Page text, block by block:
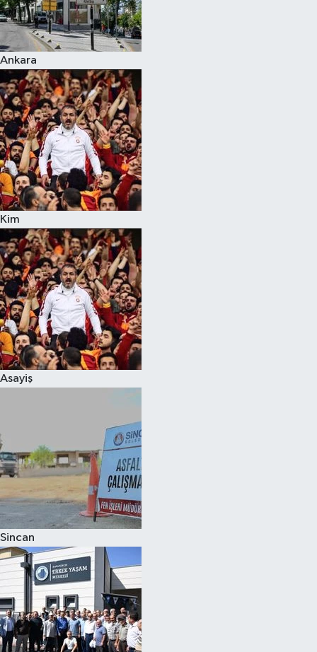
Ankara
Kim
Asayiş
Sincan
Spor
Çocuk
Eğitim
Hava Durumu
Kadın
Kim kimdir?
Kültür Sanat
Sağlık
Siyaset
Teknoloji
Yaşam-Çevre